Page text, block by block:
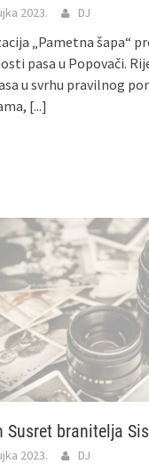
2023. DJ
„Pametna šapa“
pasa u Popovači.
u svrhu pravilnog
[...]
Susret branitelja
2023. DJ